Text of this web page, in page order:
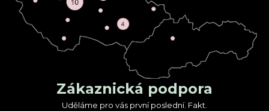
Zákaznická podpora
Uděláme pro vás první poslední. Fakt.